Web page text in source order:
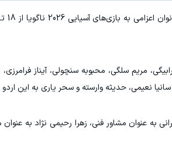
مریم سلگی، محبوبه سنچولی، آیناز فرامرزی،
نعیمی، حدیثه وارسته و سحر یاری به این
به عنوان مشاور فنی، زهرا رحیمی نژاد به